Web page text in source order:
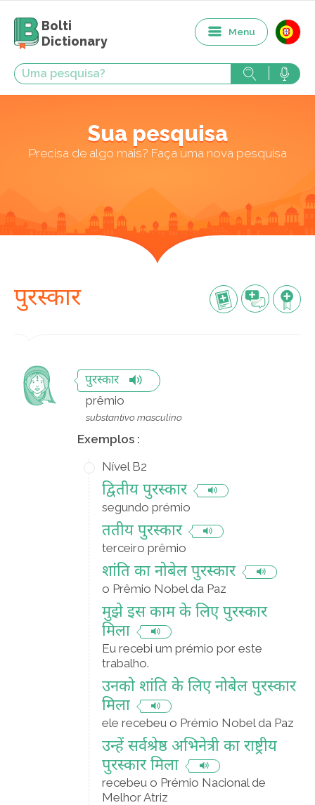
Bolti
Dictionary
Menu
Sua pesquisa
Precisa de algo mais? Faça uma nova pesquisa
पुरस्कार
पुरस्कार
prêmio
substantivo masculino
Exemplos :
Nível B2
द्वितीय पुरस्कार
segundo prémio
ततीय पुरस्कार
terceiro prêmio
शांति का नोबेल पुरस्कार
o Prêmio Nobel da Paz
मुझे इस काम के लिए पुरस्कार
मिला
Eu recebi um prémio por este
trabalho.
उनको शांति के लिए नोबेल पुरस्कार
मिला
ele recebeu o Prémio Nobel da Paz
उन्हें सर्वश्रेष्ठ अभिनेत्री का राष्ट्रीय
पुरस्कार मिला
recebeu o Prémio Nacional de
Melhor Atriz